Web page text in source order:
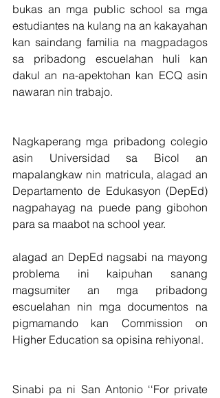
bukas an mga public school sa mga
estudiantes na kulang na an kakayahan
kan saindang familia na magpadagos
sa pribadong escuelahan huli kan
dakul an na-apektohan kan ECQ asin
nawaran nin trabajo.
Nagkaperang mga pribadong colegio
asin Universidad sa Bicol an
mapalangkaw nin matricula, alagad an
Departamento de Edukasyon (DepEd)
nagpahayag na puede pang gibohon
para sa maabot na school year.
alagad an DepEd nagsabi na mayong
problema ini kaipuhan sanang
magsumiter an mga pribadong
escuelahan nin mga documentos na
pigmamando kan Commission on
Higher Education sa opisina rehiyonal.
Sinabi pa ni San Antonio ‘‘For private